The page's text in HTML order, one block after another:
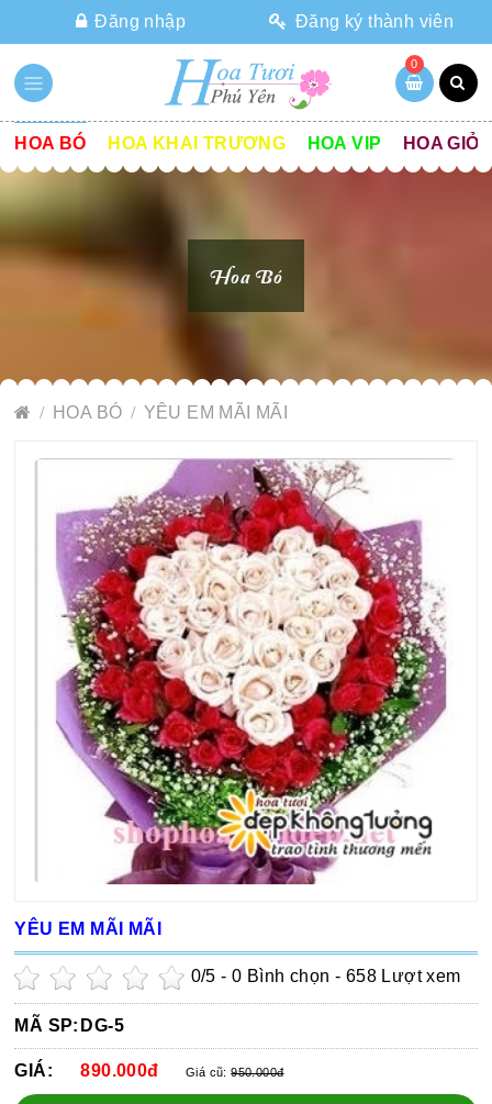
Đăng nhập Đăng ký thành viên
0
HOA BÓ HOA KHAI TRƯƠNG HOA VIP HOA GIỎ
Hoa Bó
HOA BÓ YÊU EM MÃI MÃI
YÊU EM MÃI MÃI
0/5 -0 Bình chọn - 658 Lượt xem
MÃ SP: DG-5
GIÁ: 890.000đ Giá cũ:950.000đ